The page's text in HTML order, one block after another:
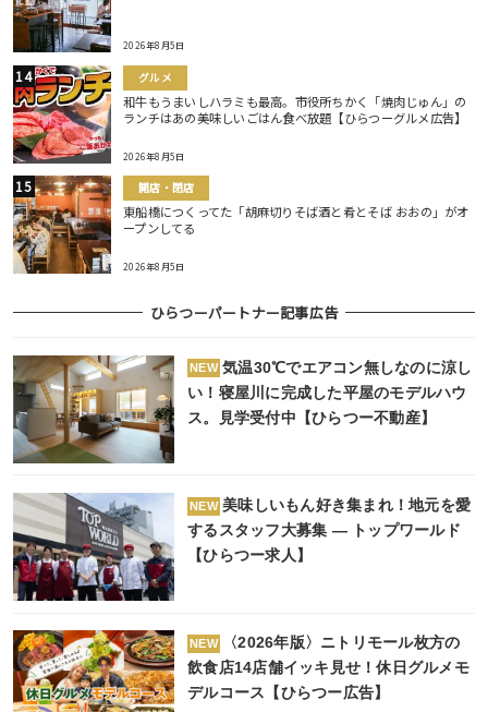
2026年8月5日
グルメ
和牛もうまいしハラミも最高。市役所ちかく「焼肉じゅん」の
ランチはあの美味しいごはん食べ放題【ひらつーグルメ広告】
2026年8月5日
開店・閉店
東船橋につくってた「胡麻切りそば酒と肴とそば おおの」がオ
ープンしてる
2026年8月5日
ひらつーパートナー記事広告
NEW 気温30℃でエアコン無しなのに涼し
い！寝屋川に完成した平屋のモデルハウ
ス。見学受付中【ひらつー不動産】
NEW 美味しいもん好き集まれ！地元を愛
するスタッフ大募集 ― トップワールド
【ひらつー求人】
NEW
〈2026年版〉ニトリモール枚方の
飲食店14店舗イッキ見せ！休日グルメモ
デルコース【ひらつー広告】